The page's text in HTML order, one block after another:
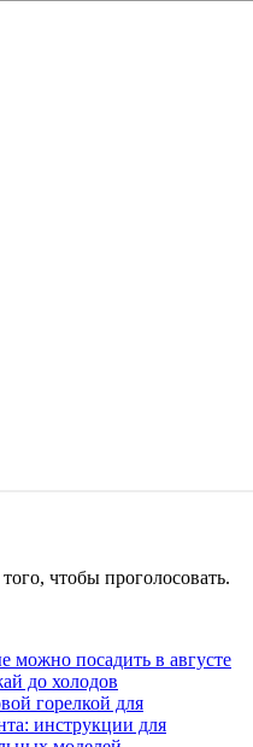
того, чтобы проголосовать.
можно посадить в августе
до холодов
горелкой для
инструкции для